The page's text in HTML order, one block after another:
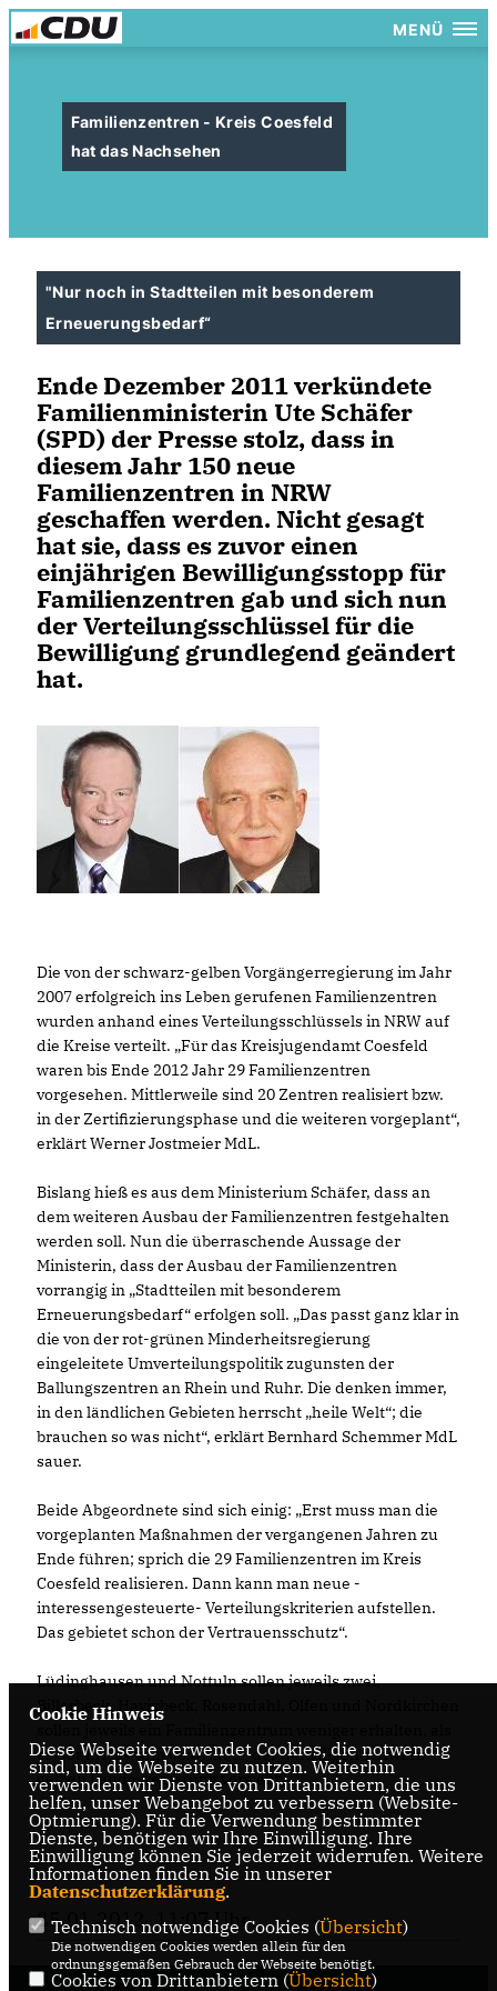
MENÜ
Familienzentren - Kreis Coesfeld
hat das Nachsehen
"Nur noch in Stadtteilen mit besonderem
Erneuerungsbedarf“
Ende Dezember 2011 verkündete
Familienministerin Ute Schäfer
(SPD) der Presse stolz, dass in
diesem Jahr 150 neue
Familienzentren in NRW
geschaffen werden. Nicht gesagt
hat sie, dass es zuvor einen
einjährigen Bewilligungsstopp für
Familienzentren gab und sich nun
der Verteilungsschlüssel für die
Bewilligung grundlegend geändert
hat.
Die von der schwarz-gelben Vorgängerregierung im Jahr
2007 erfolgreich ins Leben gerufenen Familienzentren
wurden anhand eines Verteilungsschlüssels in NRW auf
die Kreise verteilt. „Für das Kreisjugendamt Coesfeld
waren bis Ende 2012 Jahr 29 Familienzentren
vorgesehen. Mittlerweile sind 20 Zentren realisiert bzw.
in der Zertifizierungsphase und die weiteren vorgeplant“,
erklärt Werner Jostmeier MdL.
Bislang hieß es aus dem Ministerium Schäfer, dass an
dem weiteren Ausbau der Familienzentren festgehalten
werden soll. Nun die überraschende Aussage der
Ministerin, dass der Ausbau der Familienzentren
vorrangig in „Stadtteilen mit besonderem
Erneuerungsbedarf“ erfolgen soll. „Das passt ganz klar in
die von der rot-grünen Minderheitsregierung
eingeleitete Umverteilungspolitik zugunsten der
Ballungszentren an Rhein und Ruhr. Die denken immer,
in den ländlichen Gebieten herrscht „heile Welt“; die
brauchen so was nicht“, erklärt Bernhard Schemmer MdL
sauer.
Beide Abgeordnete sind sich einig: „Erst muss man die
vorgeplanten Maßnahmen der vergangenen Jahren zu
Ende führen; sprich die 29 Familienzentren im Kreis
Coesfeld realisieren. Dann kann man neue -
interessengesteuerte- Verteilungskriterien aufstellen.
Das gebietet schon der Vertrauensschutz“.
Lüdinghausen und Nottuln sollen jeweils zwei,
Billerbeck, Havixbeck, Rosendahl, Olfen und Nordkirchen
es der Erlass vom 05.07.2007 der damaligen schwarz-
gelben Landesregierung vorsieht.
25.01.2012, 11:07 Uhr
Cookie Hinweis
Diese Webseite verwendet Cookies, die notwendig
sind, um die Webseite zu nutzen. Weiterhin
verwenden wir Dienste von Drittanbietern, die uns
helfen, unser Webangebot zu verbessern (Website-
Optmierung). Für die Verwendung bestimmter
Dienste, benötigen wir Ihre Einwilligung. Ihre
Einwilligung können Sie jederzeit widerrufen. Weitere
Informationen finden Sie in unserer
Datenschutzerklärung.
Technisch notwendige Cookies (Übersicht)
Die notwendigen Cookies werden allein für den
ordnungsgemäßen Gebrauch der Webseite benötigt.
Cookies von Drittanbietern (Übersicht)